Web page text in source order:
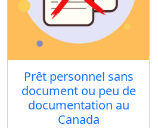
Prêt personnel sans
document ou peu de
documentation au
Canada